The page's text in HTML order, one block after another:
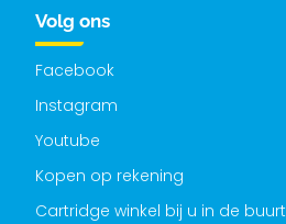
Volg ons
Facebook
Instagram
Youtube
Kopen op rekening
Cartridge winkel bij u in de buurt